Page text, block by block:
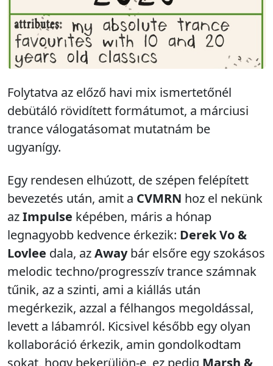
Folytatva az előző havi mix ismertetőnél
debütáló rövidített formátumot, a márciusi
trance válogatásomat mutatnám be
ugyanígy.
Egy rendesen elhúzott, de szépen felépített
bevezetés után, amit a CVMRN hoz el nekünk
azImpulse képében, máris a hónap
legnagyobb kedvence érkezik: Derek Vo &
Lovlee dala, azAwaybár elsőre egy szokásos
melodic techno/progresszív trance számnak
tűnik, az a szinti, ami a kiállás után
megérkezik, azzal a félhangos megoldással,
levett a lábamról. Kicsivel később egy olyan
kollaboráció érkezik, amin gondolkodtam
sokat, hogy bekerüljön-e, ez pedig Marsh &